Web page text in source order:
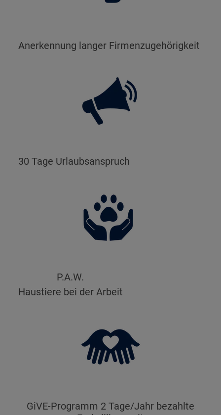
Anerkennung langer Firmenzugehörigkeit
30 Tage Urlaubsanspruch
P.A.W.
​​​​​​​Haustiere bei der Arbeit
GiVE-Programm 2 Tage/Jahr bezahlte